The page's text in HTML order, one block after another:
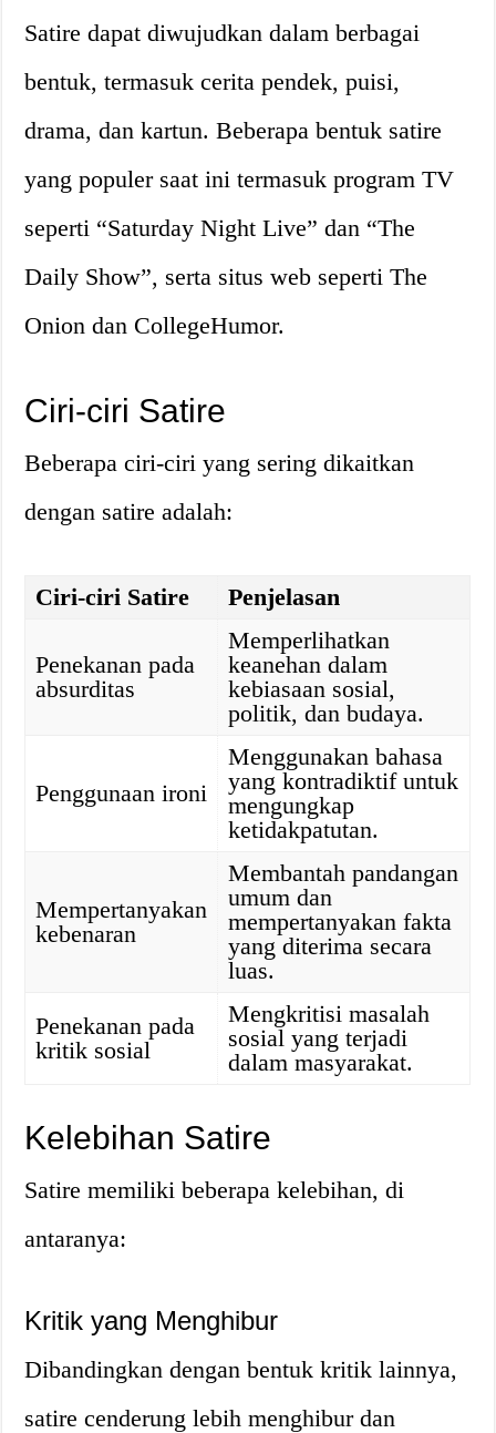
Satire dapat diwujudkan dalam berbagai
bentuk, termasuk cerita pendek, puisi,
drama, dan kartun. Beberapa bentuk satire
yang populer saat ini termasuk program TV
seperti “Saturday Night Live” dan “The
Daily Show”, serta situs web seperti The
Onion dan CollegeHumor.
Ciri-ciri Satire
Beberapa ciri-ciri yang sering dikaitkan
dengan satire adalah:
Ciri-ciri Satire Penjelasan
Penekanan pada
absurditas
Memperlihatkan
keanehan dalam
kebiasaan sosial,
politik, dan budaya.
Penggunaan ironi
Menggunakan bahasa
yang kontradiktif untuk
mengungkap
ketidakpatutan.
Mempertanyakan
kebenaran
Membantah pandangan
umum dan
mempertanyakan fakta
yang diterima secara
luas.
Penekanan pada
kritik sosial
Mengkritisi masalah
sosial yang terjadi
dalam masyarakat.
Kelebihan Satire
Satire memiliki beberapa kelebihan, di
antaranya:
Kritik yang Menghibur
Dibandingkan dengan bentuk kritik lainnya,
satire cenderung lebih menghibur dan